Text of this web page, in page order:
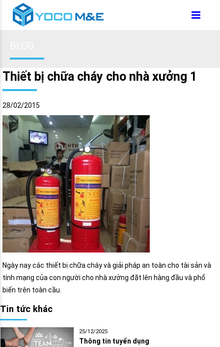
Thiết bị chữa cháy cho nhà xưởng 1
28/02/2015
Ngày nay các thiết bị chữa cháy và giải pháp an toàn cho tài sản và
tính mạng của con người cho nhà xưởng đặt lên hàng đầu và phổ
biến trên toàn cầu.
Tin tức khác
25/12/2025
Thông tin tuyển dụng